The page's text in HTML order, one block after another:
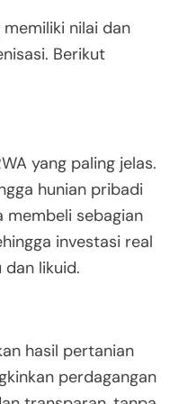
nilai dan
Berikut
yang paling jelas.
hunian pribadi
membeli sebagian
investasi real
likuid.
hasil pertanian
perdagangan